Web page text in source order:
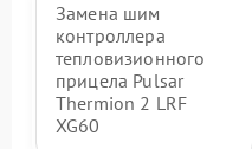
Замена шим
контроллера
тепловизионного
прицела Pulsar
Thermion 2 LRF
XG60